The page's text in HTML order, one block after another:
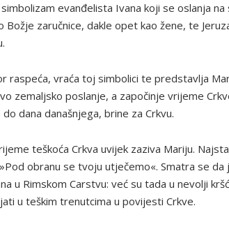
evanđelista Ivana koji se oslanja
Božje zaručnice, dakle opet kao žene, te
raspeća, vraća toj simbolici te predstavlja
zemaljsko poslanje, a započinje vrijeme
dana današnjega, brine za Crkvu.
teškoća Crkva uvijek zaziva Mariju.
obranu se tvoju utječemo«. Smatra se
u Rimskom Carstvu: već su tada u nevolji
u teškim trenutcima u povijesti Crkve.